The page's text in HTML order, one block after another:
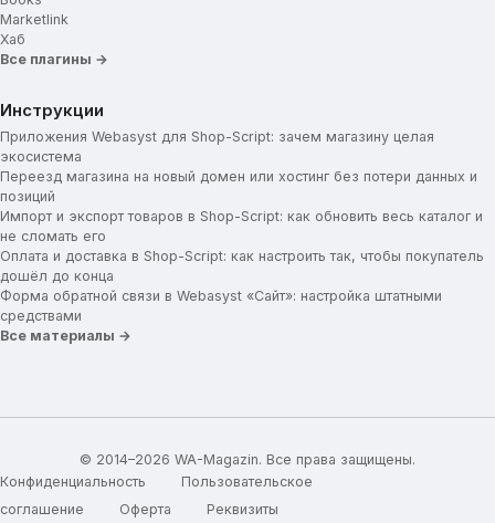
Marketlink
Хаб
Все плагины →
Инструкции
Приложения Webasyst для Shop-Script: зачем магазину целая
экосистема
Переезд магазина на новый домен или хостинг без потери данных и
позиций
Импорт и экспорт товаров в Shop-Script: как обновить весь каталог и
не сломать его
Оплата и доставка в Shop-Script: как настроить так, чтобы покупатель
дошёл до конца
Форма обратной связи в Webasyst «Сайт»: настройка штатными
средствами
Все материалы →
© 2014–2026 WA-Magazin. Все права защищены.
Конфиденциальность
Пользовательское
соглашение
Оферта Реквизиты